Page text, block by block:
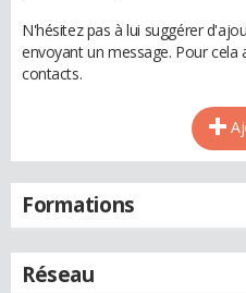
N'hésitez pas à lui suggérer
envoyant un message. Pour
contacts.
Formations
Réseau